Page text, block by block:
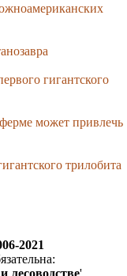
гигантского
может привлечь
трилобита
2021
лесоводстве'